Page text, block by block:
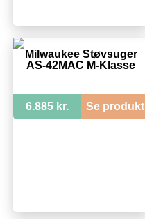
Milwaukee Støvsuger
AS-42MAC M-Klasse
6.885 kr. Se produkt